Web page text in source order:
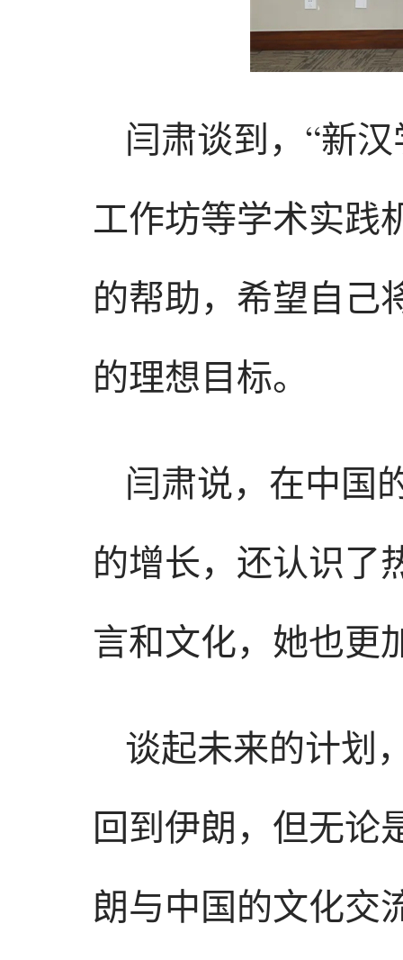
闫肃谈到，“新
工作坊等学术实践
的帮助，希望自己
的理想目标。
闫肃说，在中国
的增长，还认识了
言和文化，她也更
谈起未来的计划
回到伊朗，但无论
朗与中国的文化交